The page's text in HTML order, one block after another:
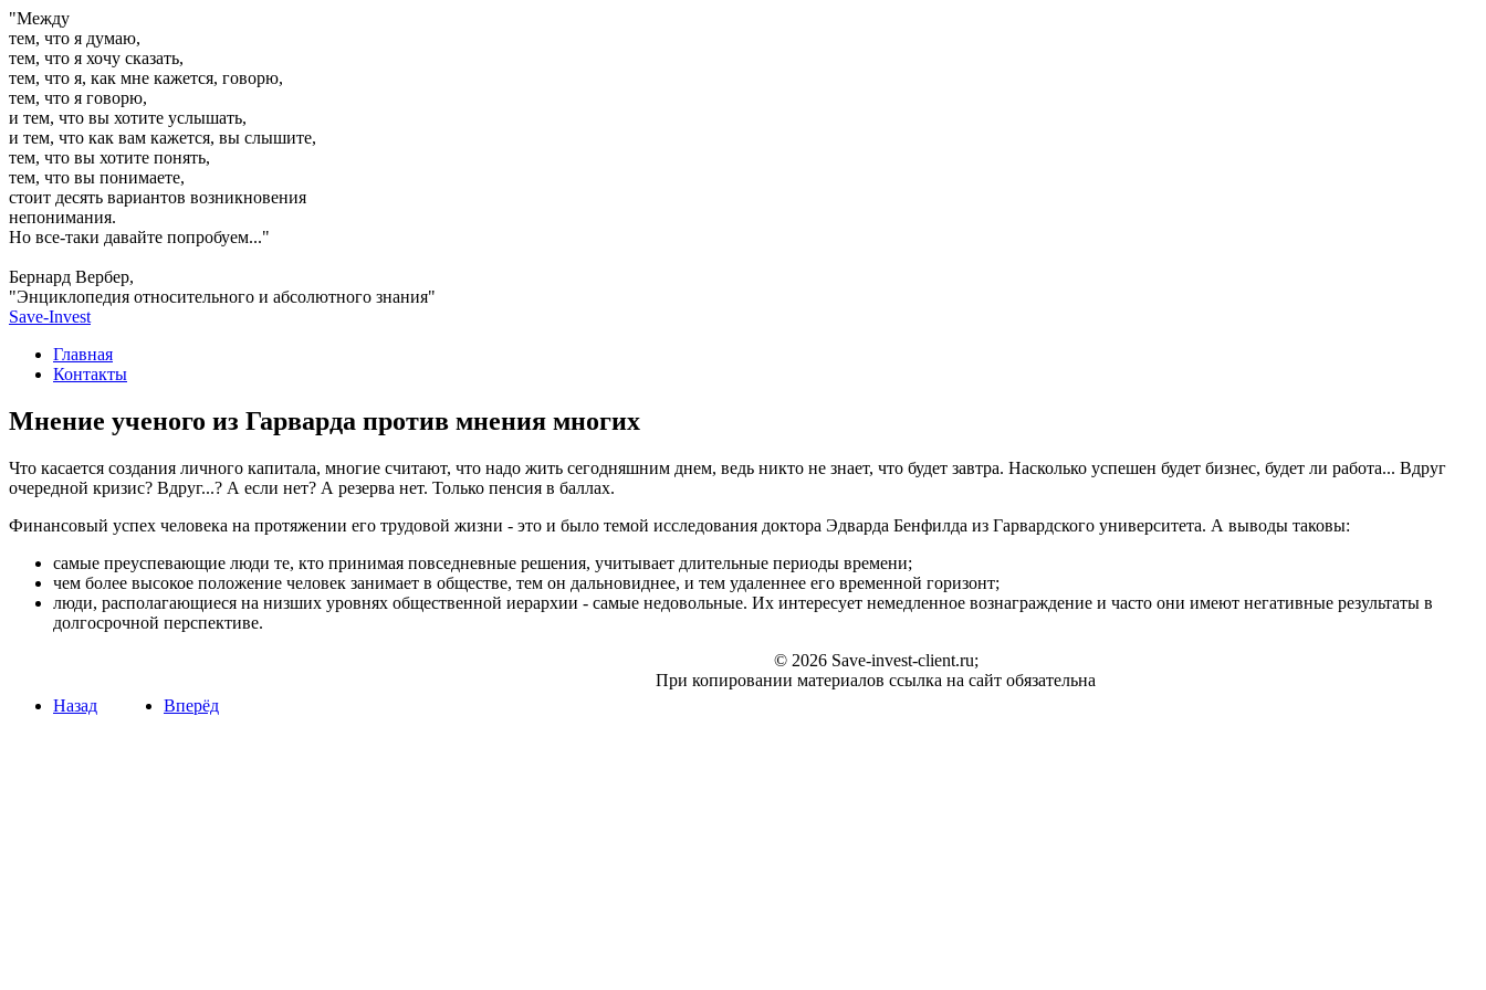
"Между
тем, что я думаю,
тем, что я хочу сказать,
тем, что я, как мне кажется, говорю,
тем, что я говорю,
и тем, что вы хотите услышать,
и тем, что как вам кажется, вы слышите,
тем, что вы хотите понять,
тем, что вы понимаете,
стоит десять вариантов возникновения
непонимания.
Но все-таки давайте попробуем..."
Бернард Вербер,
"Энциклопедия относительного и абсолютного знания"
Save-Invest
Главная
Контакты
Мнение ученого из Гарварда против мнения многих
Что касается создания личного капитала, многие считают, что надо жить сегодняшним днем, ведь никто не знает, что будет завтра. Насколько успешен будет бизнес, будет ли работа... Вдруг
очередной кризис? Вдруг...? А если нет? А резерва нет. Только пенсия в баллах.
Финансовый успех человека на протяжении его трудовой жизни - это и было темой исследования доктора Эдварда Бенфилда из Гарвардского университета. А выводы таковы:
самые преуспевающие люди те, кто принимая повседневные решения, учитывает длительные периоды времени;
чем более высокое положение человек занимает в обществе, тем он дальновиднее, и тем удаленнее его временной горизонт;
люди, располагающиеся на низших уровнях общественной иерархии - самые недовольные. Их интересует немедленное вознаграждение и часто они имеют негативные результаты в
долгосрочной перспективе.
Назад Вперёд
© 2026 Save-invest-client.ru;
При копировании материалов ссылка на сайт обязательна